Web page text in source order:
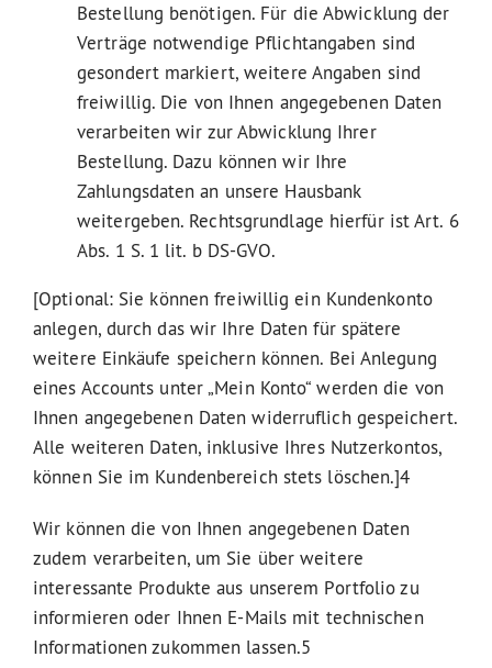
Bestellung benötigen. Für die Abwicklung der
Verträge notwendige Pflichtangaben sind
gesondert markiert, weitere Angaben sind
freiwillig. Die von Ihnen angegebenen Daten
verarbeiten wir zur Abwicklung Ihrer
Bestellung. Dazu können wir Ihre
Zahlungsdaten an unsere Hausbank
weitergeben. Rechtsgrundlage hierfür ist Art. 6
Abs. 1 S. 1 lit. b DS-GVO.
[Optional: Sie können freiwillig ein Kundenkonto
anlegen, durch das wir Ihre Daten für spätere
weitere Einkäufe speichern können. Bei Anlegung
eines Accounts unter „Mein Konto“ werden die von
Ihnen angegebenen Daten widerruflich gespeichert.
Alle weiteren Daten, inklusive Ihres Nutzerkontos,
können Sie im Kundenbereich stets löschen.]4
Wir können die von Ihnen angegebenen Daten
zudem verarbeiten, um Sie über weitere
interessante Produkte aus unserem Portfolio zu
informieren oder Ihnen E-Mails mit technischen
Informationen zukommen lassen.5